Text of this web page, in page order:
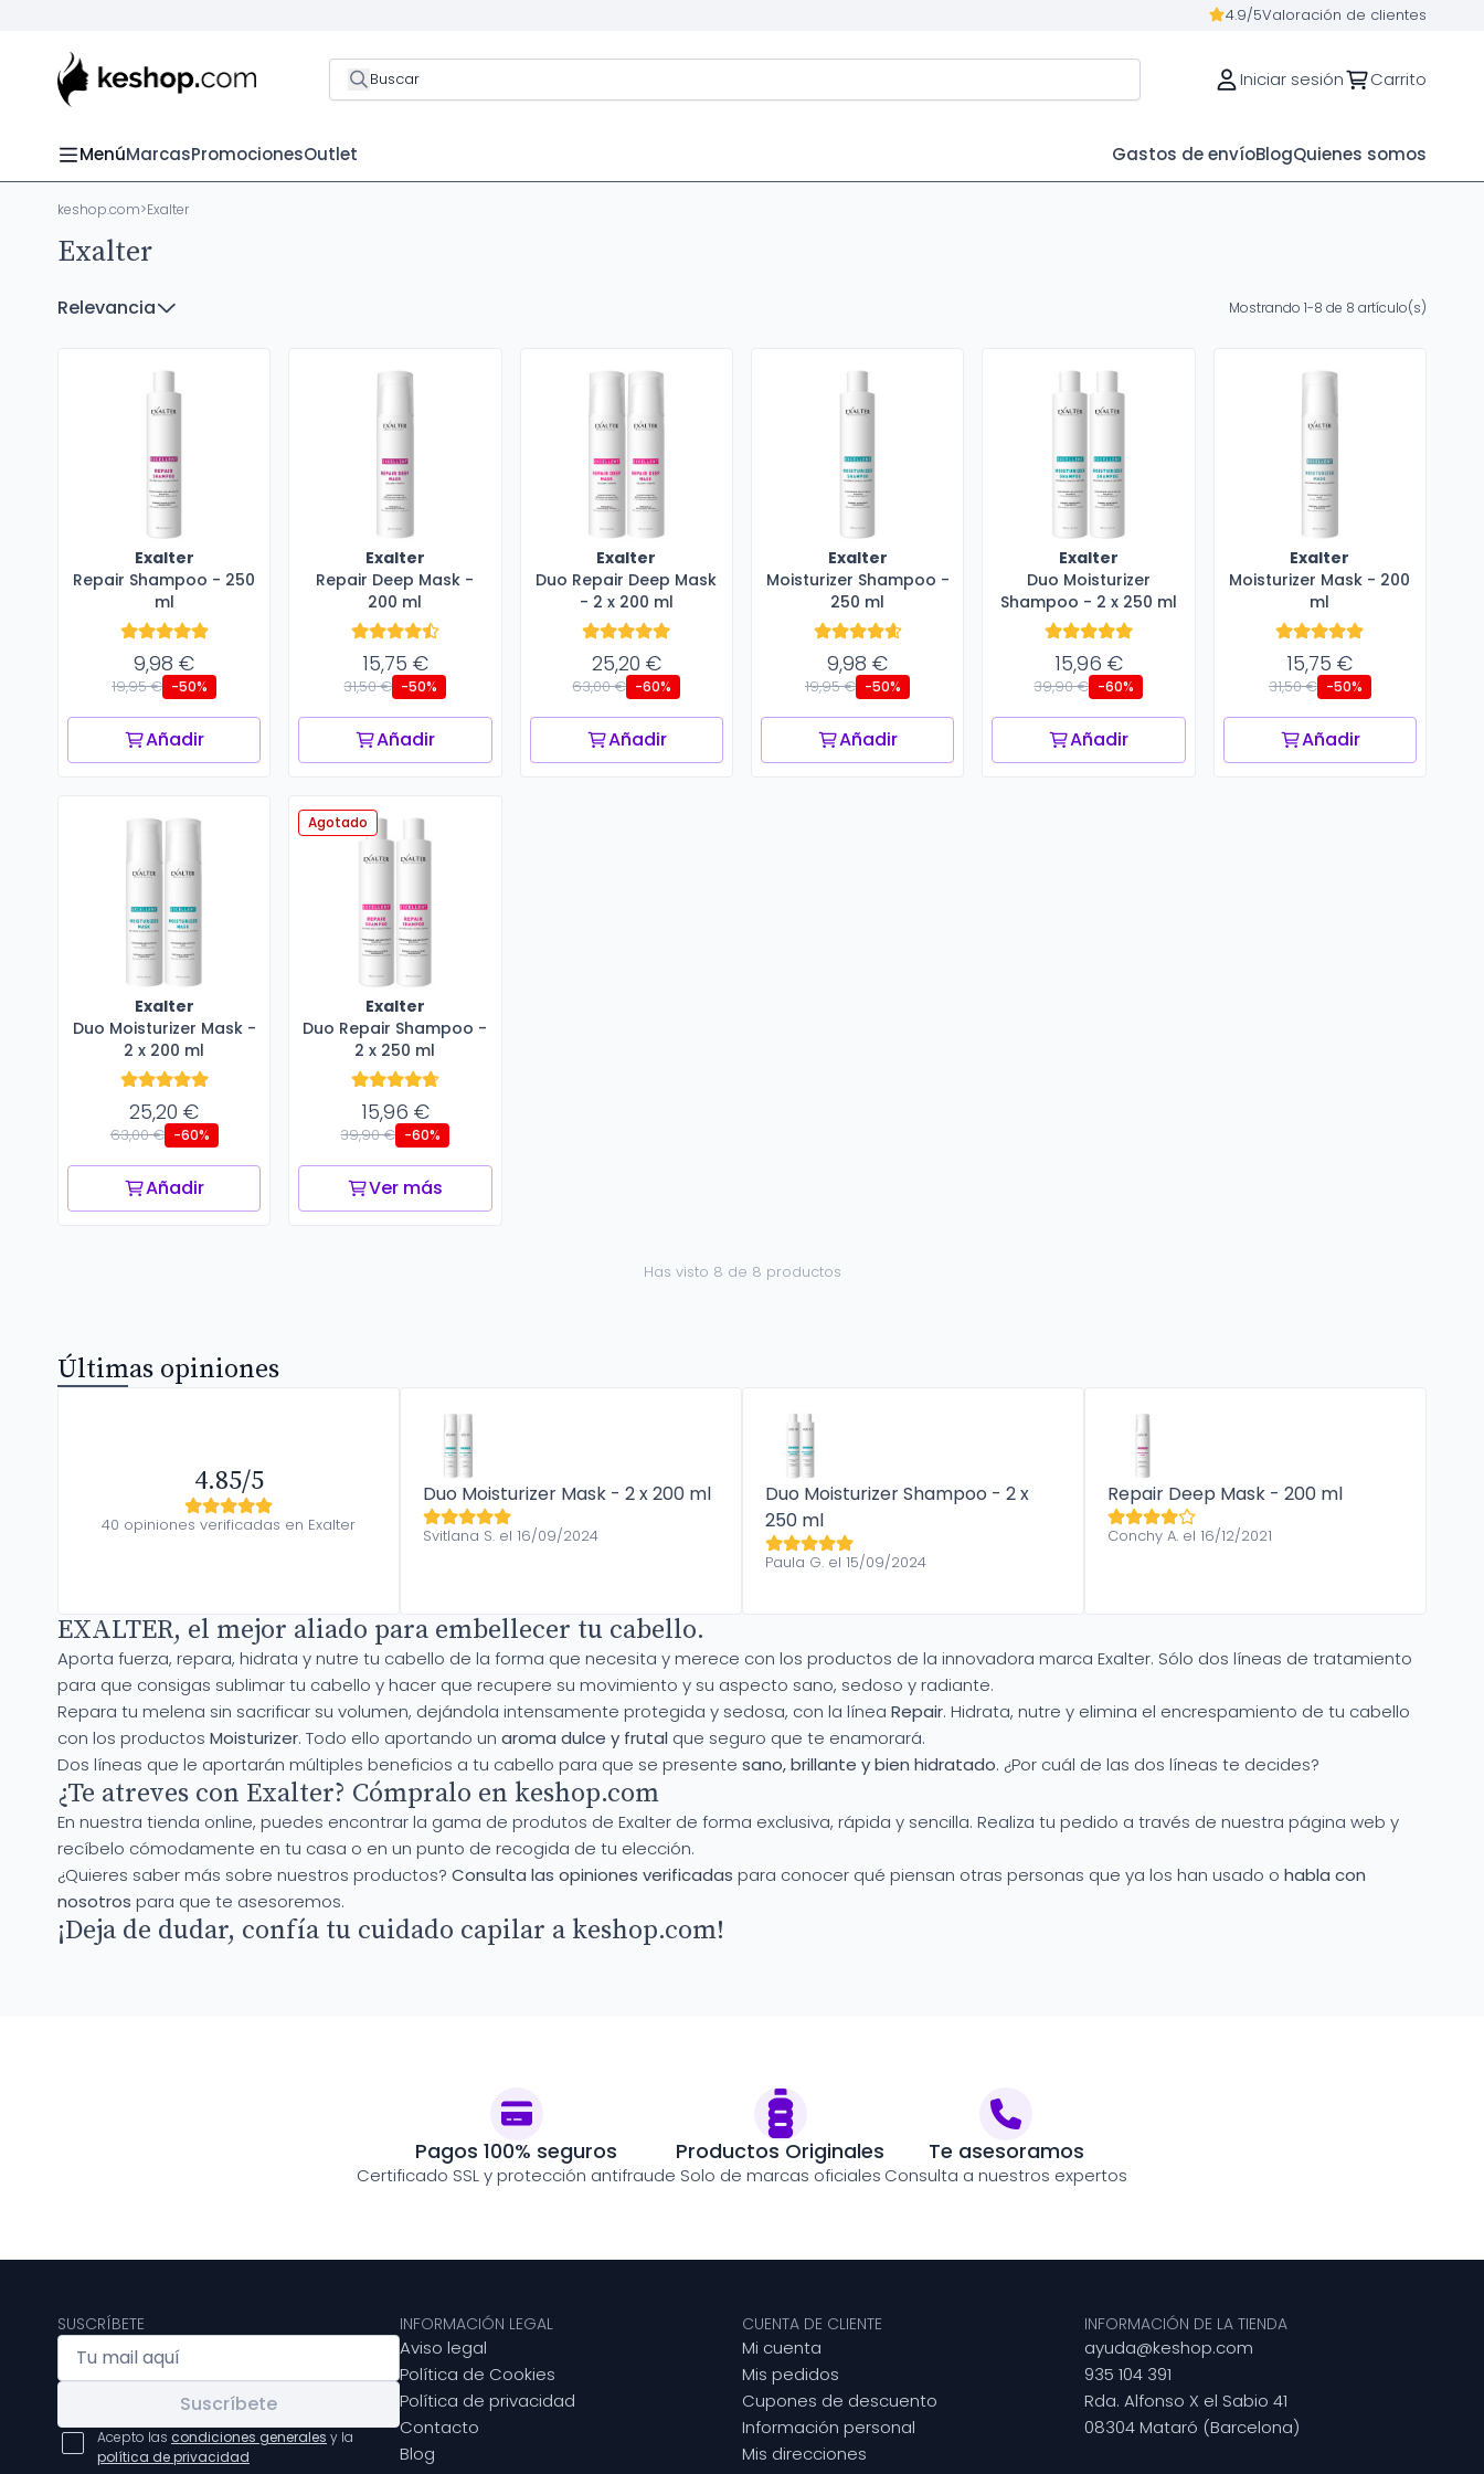
4.9/5Valoración de clientes
Buscar Iniciar sesión Carrito
MenúMarcasPromocionesOutlet Gastos de envíoBlogQuienes somos
keshop.com>Exalter
Exalter
Relevancia Mostrando 1-8 de 8 artículo(s)
Exalter
Repair Shampoo - 250
ml
9,98 €
19,95 € -50%
Añadir
Exalter
Repair Deep Mask -
200 ml
15,75 €
31,50 € -50%
Añadir
Exalter
Duo Repair Deep Mask
- 2 x 200 ml
25,20 €
63,00 € -60%
Añadir
Exalter
Moisturizer Shampoo -
250 ml
9,98 €
19,95 € -50%
Añadir
Exalter
Duo Moisturizer
Shampoo - 2 x 250 ml
15,96 €
39,90 € -60%
Añadir
Exalter
Moisturizer Mask - 200
ml
15,75 €
31,50 € -50%
Añadir
Exalter
Duo Moisturizer Mask -
2 x 200 ml
25,20 €
63,00 € -60%
Añadir
Agotado
Exalter
Duo Repair Shampoo -
2 x 250 ml
15,96 €
39,90 € -60%
Ver más
Has visto 8 de 8 productos
Últimas opiniones
4.85/5
40 opiniones verificadas en Exalter
Duo Moisturizer Mask - 2 x 200 ml
Svitlana S. el 16/09/2024
Duo Moisturizer Shampoo - 2 x
250 ml
Paula G. el 15/09/2024
Repair Deep Mask - 200 ml
Conchy A. el 16/12/2021
EXALTER, el mejor aliado para embellecer tu cabello.
Aporta fuerza, repara, hidrata y nutre tu cabello de la forma que necesita y merece con los productos de la innovadora marca Exalter. Sólo dos líneas de tratamiento
para que consigas sublimar tu cabello y hacer que recupere su movimiento y su aspecto sano, sedoso y radiante.
Repara tu melena sin sacrificar su volumen, dejándola intensamente protegida y sedosa, con la línea Repair. Hidrata, nutre y elimina el encrespamiento de tu cabello
con los productos Moisturizer. Todo ello aportando un aroma dulce y frutal que seguro que te enamorará.
Dos líneas que le aportarán múltiples beneficios a tu cabello para que se presente sano, brillante y bien hidratado. ¿Por cuál de las dos líneas te decides?
¿Te atreves con Exalter? Cómpralo en keshop.com
En nuestra tienda online, puedes encontrar la gama de produtos de Exalter de forma exclusiva, rápida y sencilla. Realiza tu pedido a través de nuestra página web y
recíbelo cómodamente en tu casa o en un punto de recogida de tu elección.
¿Quieres saber más sobre nuestros productos? Consulta las opiniones verificadas para conocer qué piensan otras personas que ya los han usado o habla con
nosotros para que te asesoremos.
¡Deja de dudar, confía tu cuidado capilar a keshop.com!
Pagos 100% seguros
Certificado SSL y protección antifraude
Productos Originales
Solo de marcas oficiales
Te asesoramos
Consulta a nuestros expertos
SUSCRÍBETE
Suscríbete
Acepto las condiciones generales y la
política de privacidad
INFORMACIÓN LEGAL
Aviso legal
Política de Cookies
Política de privacidad
Contacto
Blog
CUENTA DE CLIENTE
Mi cuenta
Mis pedidos
Cupones de descuento
Información personal
Mis direcciones
INFORMACIÓN DE LA TIENDA
ayuda@keshop.com
935 104 391
Rda. Alfonso X el Sabio 41
08304 Mataró (Barcelona)